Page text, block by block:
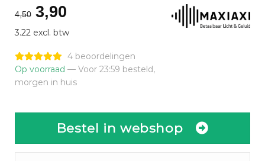
4,50 Oorspronkelijke
prijs
was:
€4,50.
3,90Huidige
prijs
is:
€3,90.
3.22 excl. btw
4 beoordelingen
Op voorraad — Voor 23:59 besteld,
morgen in huis
Bestel in webshop